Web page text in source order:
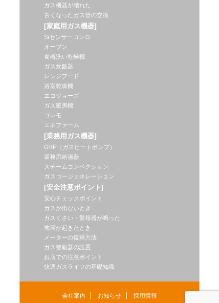
ガス機器が壊れた
古くなったガス管の交換
[家庭用ガス機器]
Siセンサーコンロ
オーブン
食器洗い乾燥機
ガス炊飯器
レンジフード
浴室乾燥機
エコジョーズ
ガス暖房機
コレモ
エネファーム
[業務用ガス機器]
GHP（ガスヒートポンプ）
業務用給湯器
スチームコンベクション
ガスコージェネレーション
[安全注意ポイント]
安心チェックポイント
ガスが出ないとき
ガスくさい・警報器が鳴った
地震が起きたとき
メーターの復帰方法
ガス警報器の設置
お店での注意ポイント
快適ガスライフの基礎知識
会社案内 お知らせ 採用情報